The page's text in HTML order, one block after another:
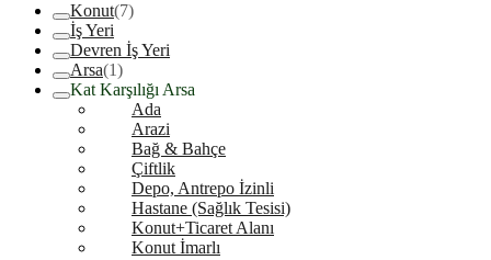
Konut(7)
İş Yeri
Devren İş Yeri
Arsa(1)
Kat Karşılığı Arsa
Ada
Arazi
Bağ & Bahçe
Çiftlik
Depo, Antrepo İzinli
Hastane (Sağlık Tesisi)
Konut+Ticaret Alanı
Konut İmarlı